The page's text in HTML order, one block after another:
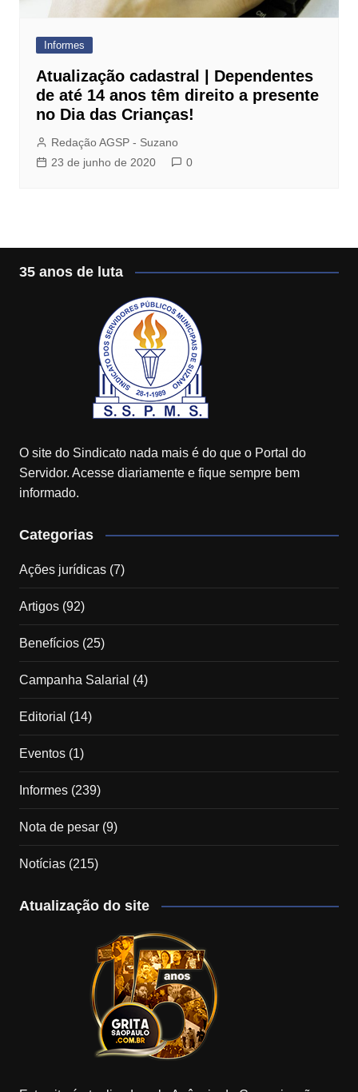
Informes
Atualização cadastral | Dependentes
de até 14 anos têm direito a presente
no Dia das Crianças!
Redação AGSP - Suzano
23 de junho de 2020
0
35 anos de luta
O site do Sindicato nada mais é do que o Portal do
Servidor. Acesse diariamente e fique sempre bem
informado.
Categorias
Ações jurídicas(7)
Artigos(92)
Benefícios(25)
Campanha Salarial (4)
Editorial (14)
Eventos(1)
Informes(239)
Nota de pesar(9)
Notícias(215)
Atualização do site